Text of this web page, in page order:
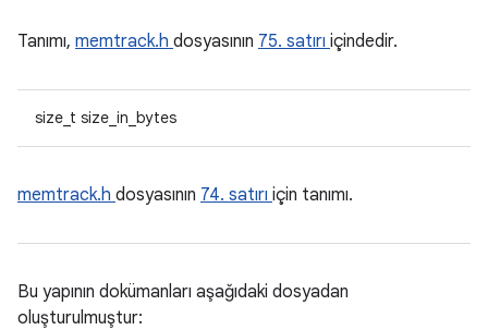
Tanımı, memtrack.h dosyasının 75. satırı içindedir.
size_t size_in_bytes
memtrack.h dosyasının 74. satırı için tanımı.
Bu yapının dokümanları aşağıdaki dosyadan
oluşturulmuştur: